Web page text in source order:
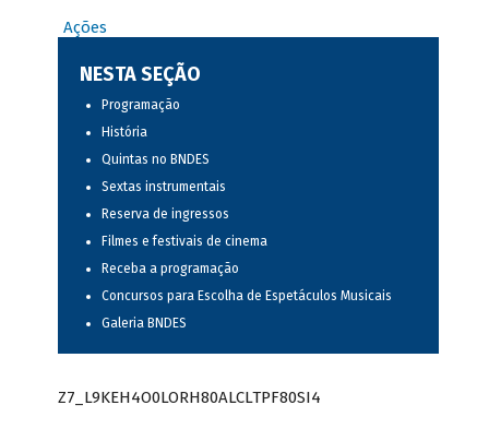
Ações
NESTA SEÇÃO
Programação
História
Quintas no BNDES
Sextas instrumentais
Reserva de ingressos
Filmes e festivais de cinema
Receba a programação
Concursos para Escolha de Espetáculos Musicais
Galeria BNDES
Z7_L9KEH4O0LORH80ALCLTPF80SI4